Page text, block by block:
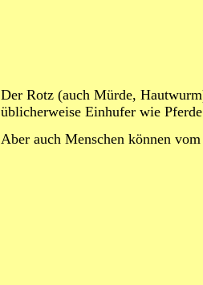
Der Rotz (auch Mürde,
üblicherweise Einhufer wie
Aber auch Menschen können